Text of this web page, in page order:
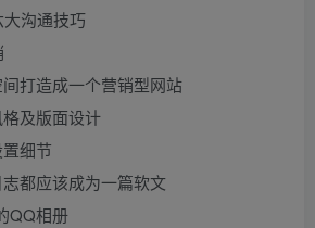
沟通技巧
打造成一个营销型网站
及版面设计
细节
都应该成为一篇软文
相册